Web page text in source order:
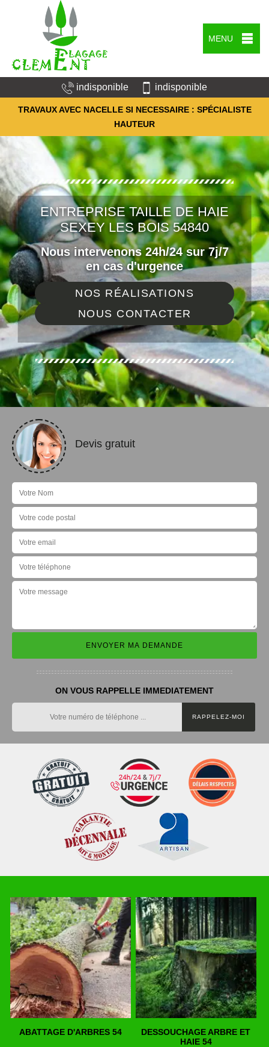
MENU
indisponible indisponible
TRAVAUX AVEC NACELLE SI NECESSAIRE : SPÉCIALISTE
HAUTEUR
ENTREPRISE TAILLE DE HAIE
SEXEY LES BOIS 54840
Nous intervenons 24h/24 sur 7j/7
en cas d'urgence
NOS RÉALISATIONS
NOUS CONTACTER
Devis gratuit
ON VOUS RAPPELLE IMMEDIATEMENT
ABATTAGE D'ARBRES 54
DESSOUCHAGE ARBRE ET
HAIE 54